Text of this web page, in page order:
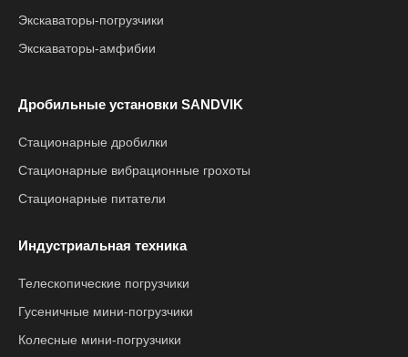
Экскаваторы-погрузчики
Экскаваторы-амфибии
Дробильные установки SANDVIK
Стационарные дробилки
Стационарные вибрационные грохоты
Стационарные питатели
Индустриальная техника
Телескопические погрузчики
Гусеничные мини-погрузчики
Колесные мини-погрузчики